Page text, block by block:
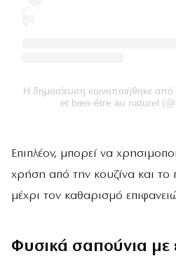
Η δημοσίευση κοινοποιήθηκε
et bien-être au naturel
Επιπλέον, μπορεί να
χρήση από την κουζίνα και το
μέχρι τον καθαρισμό
Φυσικά σαπούνια